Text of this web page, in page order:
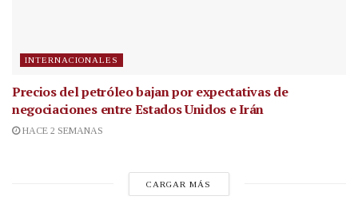
INTERNACIONALES
Precios del petróleo bajan por expectativas de
negociaciones entre Estados Unidos e Irán
HACE 2 SEMANAS
CARGAR MÁS